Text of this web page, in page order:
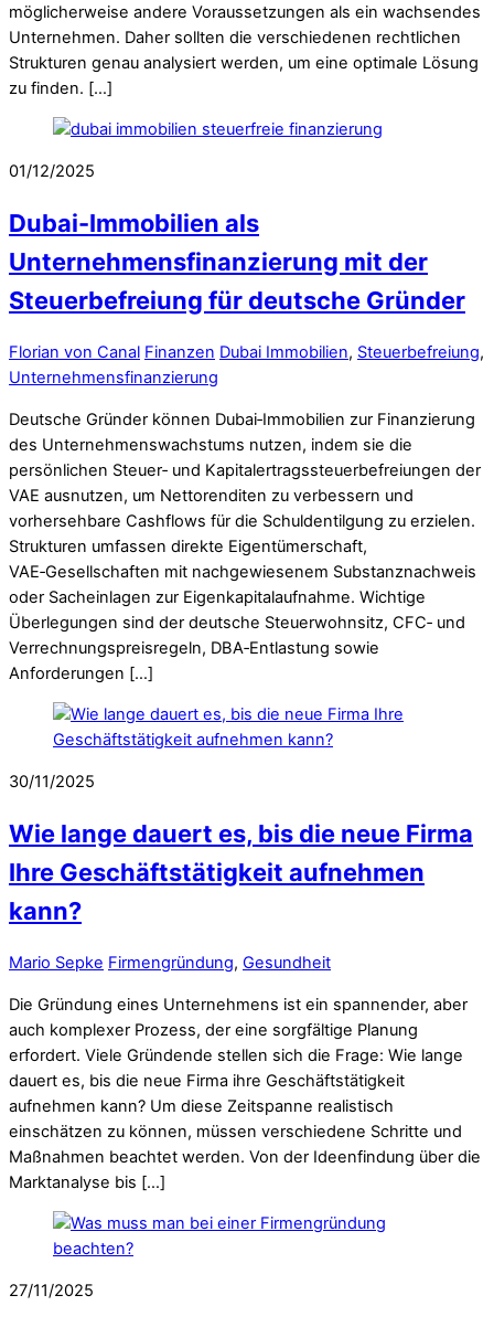
möglicherweise andere Voraussetzungen als ein wachsendes
Unternehmen. Daher sollten die verschiedenen rechtlichen
Strukturen genau analysiert werden, um eine optimale Lösung
zu finden. […]
01/12/2025
Dubai-Immobilien als
Unternehmensfinanzierung mit der
Steuerbefreiung für deutsche Gründer
Florian von Canal Finanzen Dubai Immobilien, Steuerbefreiung,
Unternehmensfinanzierung
Deutsche Gründer können Dubai‑Immobilien zur Finanzierung
des Unternehmenswachstums nutzen, indem sie die
persönlichen Steuer‑ und Kapitalertragssteuerbefreiungen der
VAE ausnutzen, um Nettorenditen zu verbessern und
vorhersehbare Cashflows für die Schuldentilgung zu erzielen.
Strukturen umfassen direkte Eigentümerschaft,
VAE‑Gesellschaften mit nachgewiesenem Substanznachweis
oder Sacheinlagen zur Eigenkapitalaufnahme. Wichtige
Überlegungen sind der deutsche Steuerwohnsitz, CFC‑ und
Verrechnungspreisregeln, DBA‑Entlastung sowie
Anforderungen […]
30/11/2025
Wie lange dauert es, bis die neue Firma
Ihre Geschäftstätigkeit aufnehmen
kann?
Mario Sepke Firmengründung, Gesundheit
Die Gründung eines Unternehmens ist ein spannender, aber
auch komplexer Prozess, der eine sorgfältige Planung
erfordert. Viele Gründende stellen sich die Frage: Wie lange
dauert es, bis die neue Firma ihre Geschäftstätigkeit
aufnehmen kann? Um diese Zeitspanne realistisch
einschätzen zu können, müssen verschiedene Schritte und
Maßnahmen beachtet werden. Von der Ideenfindung über die
Marktanalyse bis […]
27/11/2025